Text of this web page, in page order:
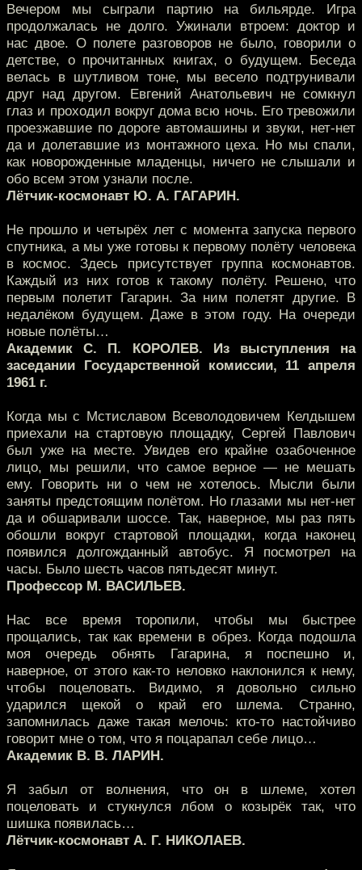
Вечером мы сыграли партию на бильярде. Игра
продолжалась не долго. Ужинали втроем: доктор и
нас двое. О полете разговоров не было, говорили о
детстве, о прочитанных книгах, о будущем. Беседа
велась в шутливом тоне, мы весело подтрунивали
друг над другом. Евгений Анатольевич не сомкнул
глаз и проходил вокруг дома всю ночь. Его тревожили
проезжавшие по дороге автомашины и звуки, нет-нет
да и долетавшие из монтажного цеха. Но мы спали,
как новорожденные младенцы, ничего не слышали и
обо всем этом узнали после.
Лётчик-космонавт Ю. А. ГАГАРИН.
Не прошло и четырёх лет с момента запуска первого
спутника, а мы уже готовы к первому полёту человека
в космос. Здесь присутствует группа космонавтов.
Каждый из них готов к такому полёту. Решено, что
первым полетит Гагарин. За ним полетят другие. В
недалёком будущем. Даже в этом году. На очереди
новые полёты…
Академик С. П. КОРОЛЕВ. Из выступления на
заседании Государственной комиссии, 11 апреля
1961 г.
Когда мы с Мстиславом Всеволодовичем Келдышем
приехали на стартовую площадку, Сергей Павлович
был уже на месте. Увидев его крайне озабоченное
лицо, мы решили, что самое верное — не мешать
ему. Говорить ни о чем не хотелось. Мысли были
заняты предстоящим полётом. Но глазами мы нет-нет
да и обшаривали шоссе. Так, наверное, мы раз пять
обошли вокруг стартовой площадки, когда наконец
появился долгожданный автобус. Я посмотрел на
часы. Было шесть часов пятьдесят минут.
Профессор М. ВАСИЛЬЕВ.
Нас все время торопили, чтобы мы быстрее
прощались, так как времени в обрез. Когда подошла
моя очередь обнять Гагарина, я поспешно и,
наверное, от этого как-то неловко наклонился к нему,
чтобы поцеловать. Видимо, я довольно сильно
ударился щекой о край его шлема. Странно,
запомнилась даже такая мелочь: кто-то настойчиво
говорит мне о том, что я поцарапал себе лицо…
Академик В. В. ЛАРИН.
Я забыл от волнения, что он в шлеме, хотел
поцеловать и стукнулся лбом о козырёк так, что
шишка появилась…
Лётчик-космонавт А. Г. НИКОЛАЕВ.